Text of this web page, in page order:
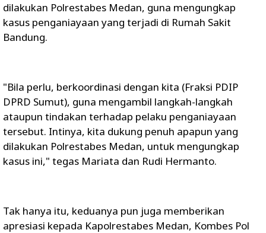
dilakukan Polrestabes Medan, guna mengungkap
kasus penganiayaan yang terjadi di Rumah Sakit
Bandung.
"Bila perlu, berkoordinasi dengan kita (Fraksi PDIP
DPRD Sumut), guna mengambil langkah-langkah
ataupun tindakan terhadap pelaku penganiayaan
tersebut. Intinya, kita dukung penuh apapun yang
dilakukan Polrestabes Medan, untuk mengungkap
kasus ini," tegas Mariata dan Rudi Hermanto.
Tak hanya itu, keduanya pun juga memberikan
apresiasi kepada Kapolrestabes Medan, Kombes Pol